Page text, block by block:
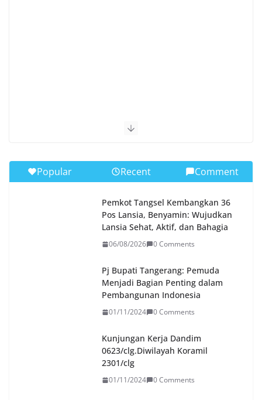
Popular Recent Comment
Pemkot Tangsel Kembangkan 36
Pos Lansia, Benyamin: Wujudkan
Lansia Sehat, Aktif, dan Bahagia
06/08/2026 0 Comments
Pj Bupati Tangerang: Pemuda
Menjadi Bagian Penting dalam
Pembangunan Indonesia
01/11/2024 0 Comments
Kunjungan Kerja Dandim
0623/clg.Diwilayah Koramil
2301/clg
01/11/2024 0 Comments